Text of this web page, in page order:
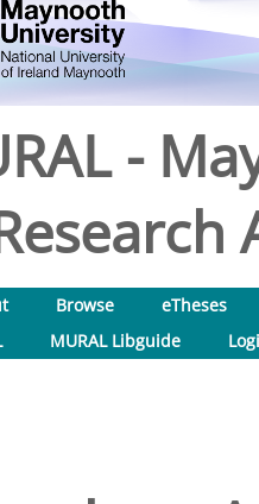
-
Browse
eTheses
MURAL Libguide